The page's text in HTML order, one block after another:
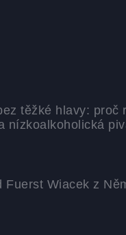
těžké hlavy: proč
nízkoalkoholická
Fuerst Wiacek z